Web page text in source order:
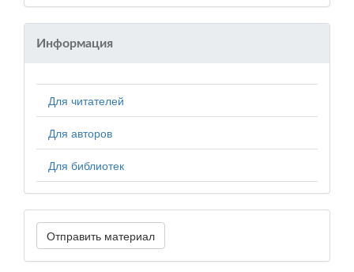
Информация
Для читателей
Для авторов
Для библиотек
Отправить материал